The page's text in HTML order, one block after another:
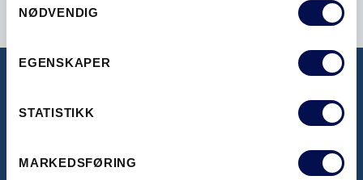
Selection
NØDVENDIG
EGENSKAPER
STATISTIKK
MARKEDSFØRING
BROSJYRER
Her kan du se våre inspirerende brosjyrer